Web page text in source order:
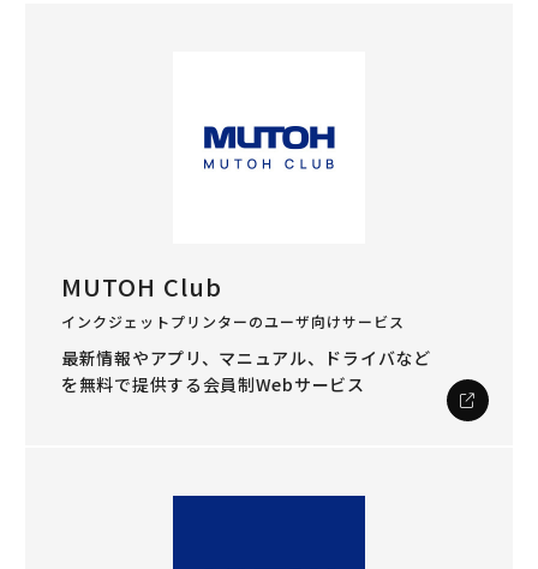
MUTOH Club
インクジェットプリンターのユーザ向けサービス
最新情報やアプリ、マニュアル、ドライバなど
を無料で提供する会員制Webサービス